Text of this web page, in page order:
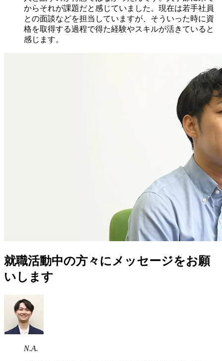
からそれが課題だと感じていました。現在は若手社員
との面談などを担当していますが、そういった時に資
格を取得する過程で得た経験やスキルが活きていると
感じます。
就職活動中の方々にメッセージをお願
いします
N.A.